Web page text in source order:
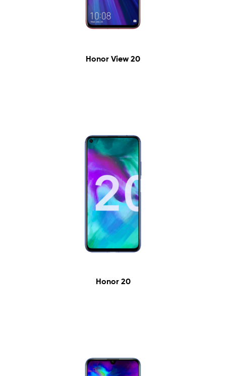
Honor View 20
Honor 20